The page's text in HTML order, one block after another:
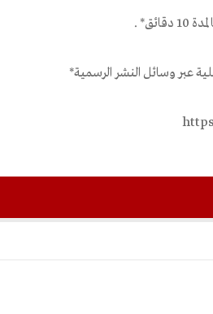
.
عبر وسائل النشر الرسمية*